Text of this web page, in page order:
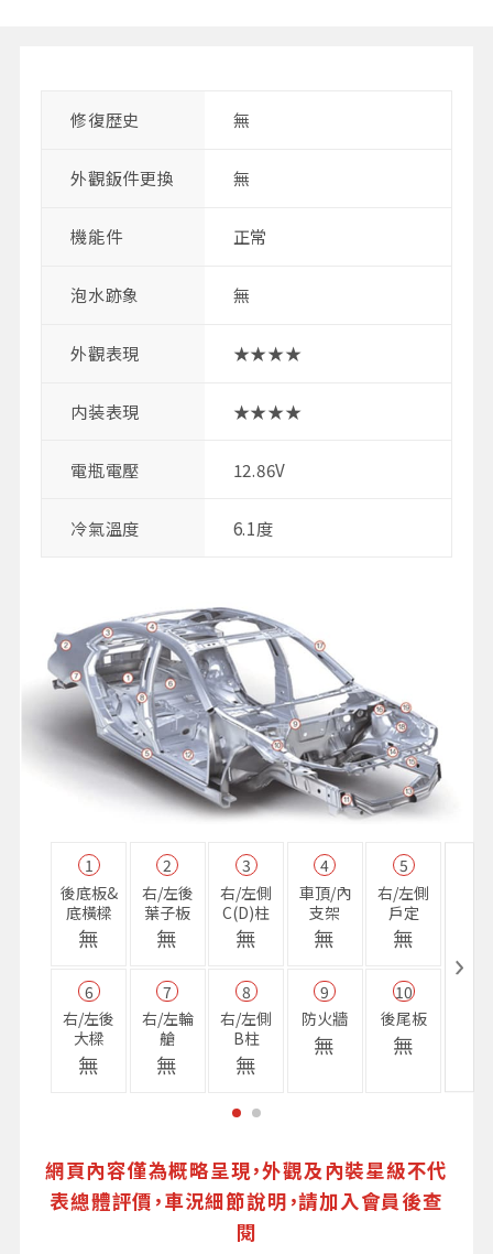
修復歴史 無
外觀鈑件更換 無
機能件 正常
泡水跡象 無
外觀表現 ★★★★
内装表現 ★★★★
電瓶電壓 12.86V
冷氣溫度 6.1度
1
後底板&
底橫樑
無
2
右/左後
葉子板
無
3
右/左側
C(D)柱
無
4
車頂/內
支架
無
5
右/左側
戶定
無
6
右/左後
大樑
無
7
右/左輪
艙
無
8
右/左側
B柱
無
9
防火牆
無
10
後尾板
無
網頁內容僅為概略呈現，外觀及內裝星級不代
表總體評價，車況細節說明，請加入會員後查
閱